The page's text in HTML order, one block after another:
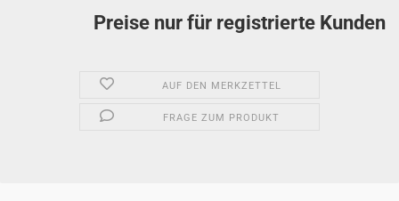
Preise nur für registrierte Kunden
AUF DEN MERKZETTEL
FRAGE ZUM PRODUKT